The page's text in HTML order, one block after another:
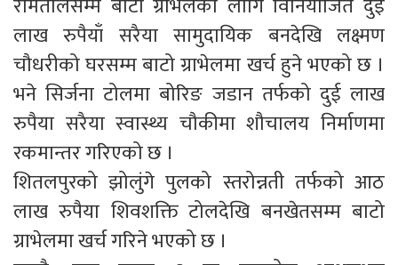
रामतालसम्म बाटो ग्राभेलको लागि विनियोजित दुई
लाख रुपैयाँ सरैया सामुदायिक बनदेखि लक्ष्मण
चौधरीको घरसम्म बाटो ग्राभेलमा खर्च हुने भएको छ ।
भने सिर्जना टोलमा बोरिङ जडान तर्फको दुई लाख
रुपैया सरैया स्वास्थ्य चौकीमा शौचालय निर्माणमा
रकमान्तर गरिएको छ ।
शितलपुरको झोलुंगे पुलको स्तरोन्नती तर्फको आठ
लाख रुपैया शिवशक्ति टोलदेखि बनखेतसम्म बाटो
ग्राभेलमा खर्च गरिने भएको छ ।